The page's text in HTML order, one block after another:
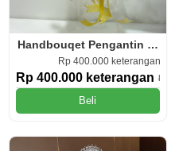
Handbouqet Pengantin
Rp 400.000 keterangan
Rp 400.000 keterangan Rp
Beli